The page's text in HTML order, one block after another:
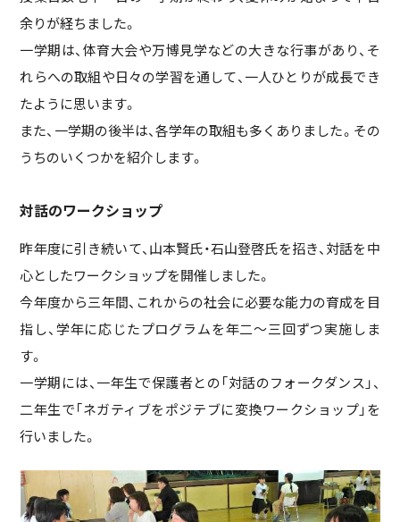
余りが経ちました。
一学期は、体育大会や万博見学などの大きな行事があり、そ
れらへの取組や日々の学習を通して、一人ひとりが成長でき
たように思います。
また、一学期の後半は、各学年の取組も多くありました。その
うちのいくつかを紹介します。
対話のワークショップ
昨年度に引き続いて、山本賢氏・石山登啓氏を招き、対話を中
心としたワークショップを開催しました。
今年度から三年間、これからの社会に必要な能力の育成を目
指し、学年に応じたプログラムを年二～三回ずつ実施しま
す。
一学期には、一年生で保護者との「対話のフォークダンス」、
二年生で「ネガティブをポジテブに変換ワークショップ」を
行いました。